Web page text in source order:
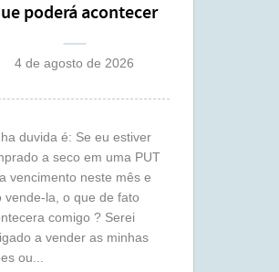
poderá acontecer
comigo ?
4 de agosto de 2026
duvida é: Se eu estiver
a seco em uma PUT
vencimento neste mês e
vende-la, o que de fato
comigo ? Serei
a vender as minhas
ou...